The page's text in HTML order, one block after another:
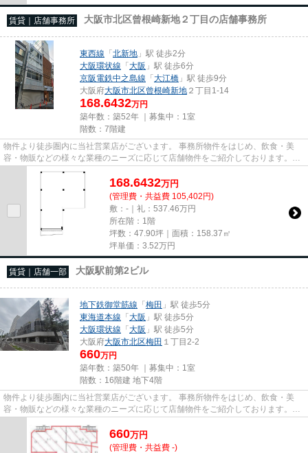
賃貸｜店舗事務所 大阪市北区曾根崎新地２丁目の店舗事務所
東西線 「北新地 」駅 徒歩2分
大阪環状線 「大阪 」駅 徒歩6分
京阪電鉄中之島線 「大江橋 」駅 徒歩9分
大阪府大阪市北区曾根崎新地 ２丁目1-14
168.6432万円
築年数：築52年 ｜募集中： 1室
階数：7階建
物件より徒歩圏内に当社営業店がございます。 事務所物件をはじめ、飲食・美
容・物販などの様々な業種のニーズに応じて店舗物件をご紹介しております。
尚、弊社ではおとり広告は一切...
168.6432万円
(管理費・共益費 105,402円)
敷：-｜礼：537.46万円
所在階：1階
坪数：47.90坪｜面積：158.37㎡
坪単価： 3.52万円
賃貸｜店舗一部 大阪駅前第2ビル
地下鉄御堂筋線 「梅田 」駅 徒歩5分
東海道本線 「大阪 」駅 徒歩5分
大阪環状線 「大阪 」駅 徒歩5分
大阪府大阪市北区梅田 １丁目2-2
660万円
築年数：築50年 ｜募集中： 1室
階数：16階建 地下4階
物件より徒歩圏内に当社営業店がございます。 事務所物件をはじめ、飲食・美
容・物販などの様々な業種のニーズに応じて店舗物件をご紹介しております。
尚、弊社ではおとり広告は一切...
660万円
(管理費・共益費 -)